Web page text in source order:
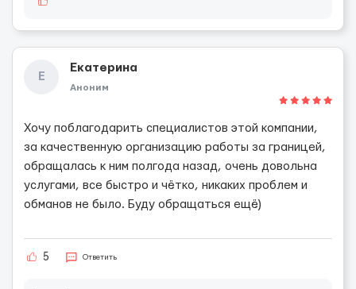
Е
Екатерина
Аноним
Хочу поблагодарить специалистов этой компании,
за качественную организацию работы за границей,
обращалась к ним полгода назад, очень довольна
услугами, все быстро и чётко, никаких проблем и
обманов не было. Буду обращаться ещё)
5 Ответить